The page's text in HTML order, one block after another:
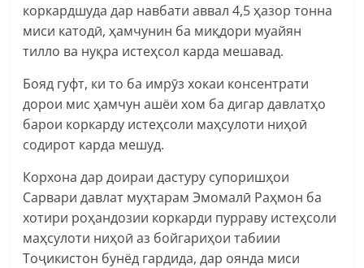
коркардшуда дар навбати аввал 4,5 ҳазор тонна
миси катодӣ, ҳамчунин ба миқдори муайян
тилло ва нуқра истеҳсол карда мешавад.
Бояд гуфт, ки то ба имрӯз хокаи консентрати
дорои мис ҳамчун ашёи хом ба дигар давлатҳо
барои коркарду истеҳсоли маҳсулоти ниҳоӣ
содирот карда мешуд.
Корхона дар доираи дастуру супоришҳои
Сарвари давлат муҳтарам Эмомалӣ Раҳмон ба
хотири роҳандозии коркарди пурраву истеҳсоли
маҳсулоти ниҳоӣ аз бойгариҳои табиии
Тоҷикистон бунёд гардида, дар оянда миси